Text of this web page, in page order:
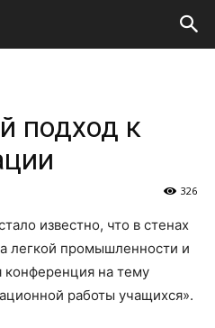
подход к
326
известно, что в стенах
легкой промышленности и
конференция на тему
работы учащихся».